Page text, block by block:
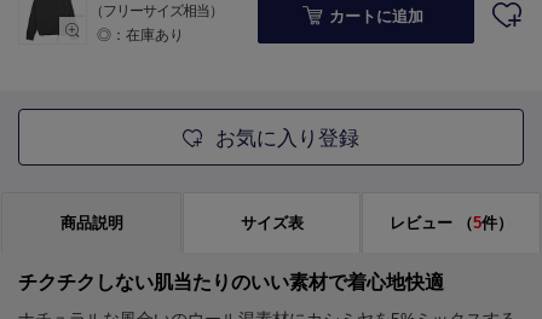
（フリーサイズ相当）
◎：在庫あり
カートに追加
お気に入り登録
商品説明 サイズ表 レビュー （5件）
チクチクしない肌当たりのいい素材で着心地快適